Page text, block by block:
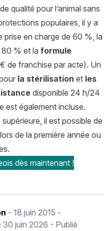
qualité pour l’animal sans
populaires, il y a
prise en charge de 60 %, la
% et la formule
de franchise par acte). Un
la stérilisation et les
disponible 24 h/24
est également incluse.
il est possible de
de la première année ou
dès maintenant !
-18 juin 2015 -
30 juin 2026 - Publié